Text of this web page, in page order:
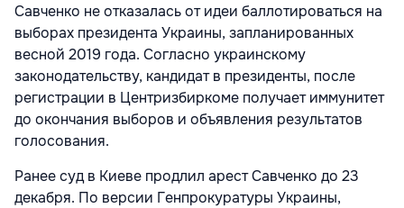
Савченко не отказалась от идеи баллотироваться на
выборах президента Украины, запланированных
весной 2019 года. Согласно украинскому
законодательству, кандидат в президенты, после
регистрации в Центризбиркоме получает иммунитет
до окончания выборов и объявления результатов
голосования.
Ранее суд в Киеве продлил арест Савченко до 23
декабря. По версии Генпрокуратуры Украины,